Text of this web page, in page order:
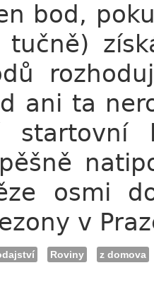
bod,
tučně)
ani ta
osmi
v
Roviny z domova